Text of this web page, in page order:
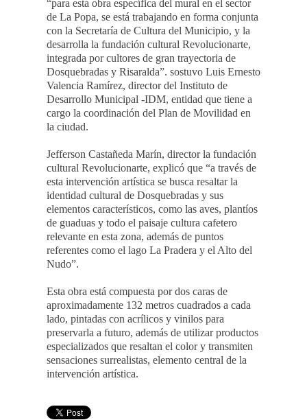
“para esta obra específica del mural en el sector
de La Popa, se está trabajando en forma conjunta
con la Secretaría de Cultura del Municipio, y la
desarrolla la fundación cultural Revolucionarte,
integrada por cultores de gran trayectoria de
Dosquebradas y Risaralda”. sostuvo Luis Ernesto
Valencia Ramírez, director del Instituto de
Desarrollo Municipal -IDM, entidad que tiene a
cargo la coordinación del Plan de Movilidad en
la ciudad.
Jefferson Castañeda Marín, director la fundación
cultural Revolucionarte, explicó que “a través de
esta intervención artística se busca resaltar la
identidad cultural de Dosquebradas y sus
elementos característicos, como las aves, plantíos
de guaduas y todo el paisaje cultura cafetero
relevante en esta zona, además de puntos
referentes como el lago La Pradera y el Alto del
Nudo”.
Esta obra está compuesta por dos caras de
aproximadamente 132 metros cuadrados a cada
lado, pintadas con acrílicos y vinilos para
preservarla a futuro, además de utilizar productos
especializados que resaltan el color y transmiten
sensaciones surrealistas, elemento central de la
intervención artística.